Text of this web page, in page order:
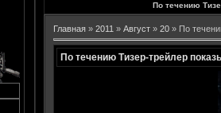
По течению
Главная » 2011 » Август » 20 » По
По течению Тизер-трейлер